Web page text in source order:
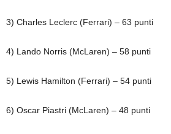
3) Charles Leclerc (Ferrari) – 63 punti
4) Lando Norris (McLaren) – 58 punti
5) Lewis Hamilton (Ferrari) – 54 punti
6) Oscar Piastri (McLaren) – 48 punti